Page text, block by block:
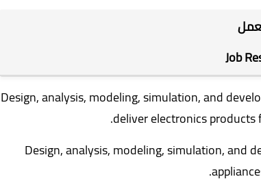
Job
Design, analysis, modeling, simulation, and
deliver electronics
Design, analysis, modeling, simulation, and